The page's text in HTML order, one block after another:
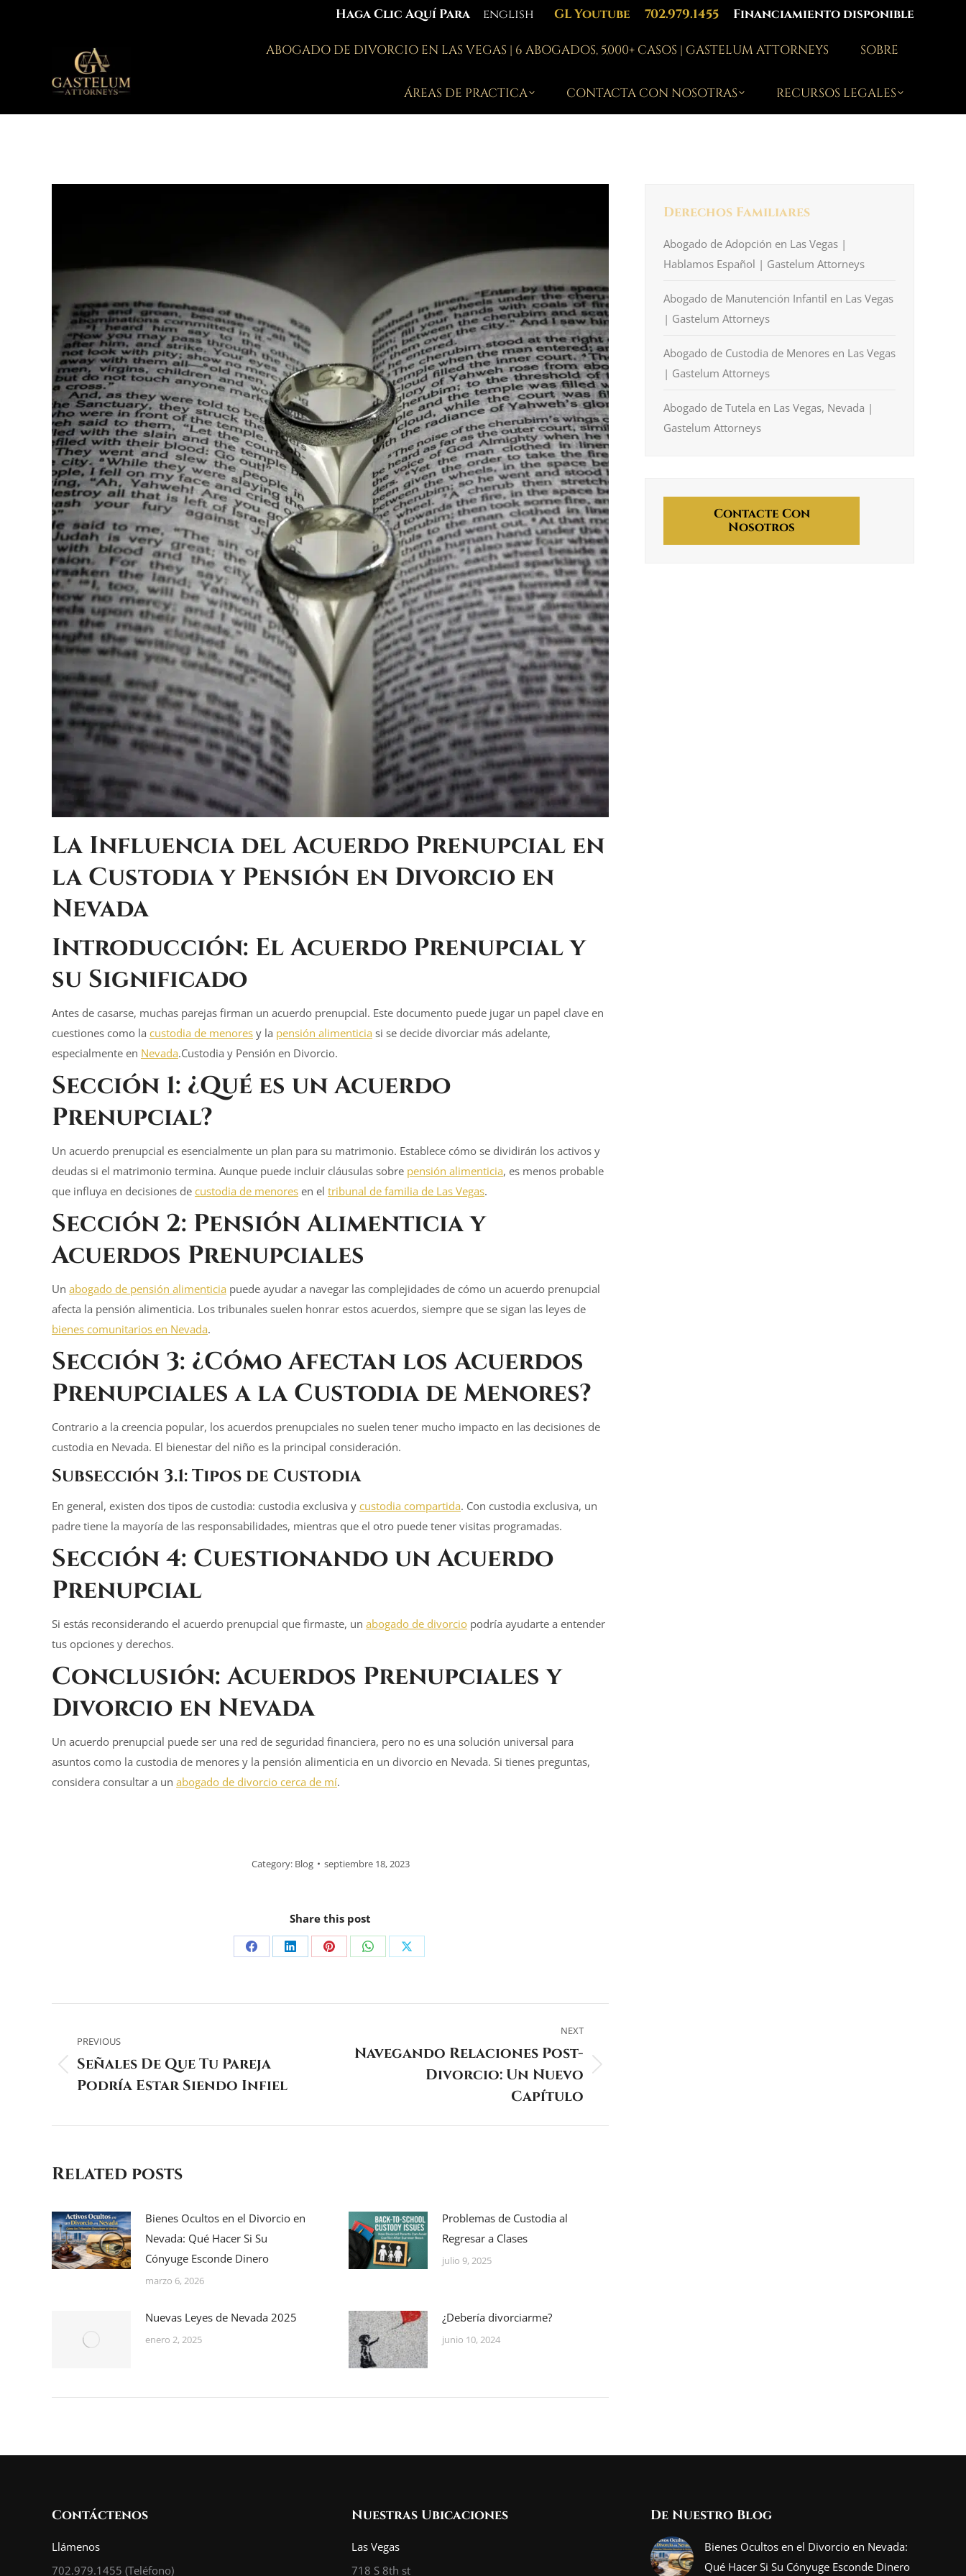
Haga Clic Aquí Para english GL Youtube 702.979.1455 Financiamiento disponible
ABOGADO DE DIVORCIO EN LAS VEGAS | 6 ABOGADOS, 5,000+ CASOS | GASTELUM ATTORNEYS SOBRE
ÁREAS DE PRACTICA CONTACTA CON NOSOTRAS RECURSOS LEGALES
La Influencia delAcuerdo Prenupcial en
la Custodia y Pensión en Divorcio en
Nevada
Introducción: ElAcuerdo Prenupcialy
su Significado
Antes de casarse, muchas parejas firman un acuerdo prenupcial. Este documento puede jugar un papel clave en
cuestiones como la custodia de menores y la pensión alimenticia si se decide divorciar más adelante,
especialmente en Nevada.Custodia y Pensión en Divorcio.
Sección 1: ¿Qué es unAcuerdo
Prenupcial?
Un acuerdo prenupcial es esencialmente un plan para su matrimonio. Establece cómo se dividirán los activos y
deudas si el matrimonio termina. Aunque puede incluir cláusulas sobre pensión alimenticia, es menos probable
que influya en decisiones de custodia de menores en el tribunal de familia de Las Vegas.
Sección 2: Pensión Alimenticiay
Acuerdos Prenupciales
Un abogado de pensión alimenticia puede ayudar a navegar las complejidades de cómo un acuerdo prenupcial
afecta la pensión alimenticia. Los tribunales suelen honrar estos acuerdos, siempre que se sigan las leyes de
bienes comunitarios en Nevada.
Sección 3: ¿Cómo Afectan los Acuerdos
Prenupciales a laCustodia de Menores?
Contrario a la creencia popular, los acuerdos prenupciales no suelen tener mucho impacto en las decisiones de
custodia en Nevada. El bienestar del niño es la principal consideración.
Subsección 3.1: Tipos de Custodia
En general, existen dos tipos de custodia: custodia exclusiva y custodia compartida. Con custodia exclusiva, un
padre tiene la mayoría de las responsabilidades, mientras que el otro puede tener visitas programadas.
Sección 4: Cuestionando unAcuerdo
Prenupcial
Si estás reconsiderando el acuerdo prenupcial que firmaste, un abogado de divorcio podría ayudarte a entender
tus opciones y derechos.
Conclusión: Acuerdos Prenupciales y
Divorcio en Nevada
Un acuerdo prenupcial puede ser una red de seguridad financiera, pero no es una solución universal para
asuntos como la custodia de menores y la pensión alimenticia en un divorcio en Nevada. Si tienes preguntas,
considera consultar a un abogado de divorcio cerca de mí.
Category: Blog septiembre 18, 2023
Share this post
Share Share Share Share Share
navigation
PREVIOUS
Previous
post:
Señales De Que Tu Pareja
Podría Estar Siendo Infiel
NEXT
Navegando Relaciones Post-
Divorcio: Un Nuevo
Capítulo
Related posts
Bienes Ocultos en el Divorcio en
Nevada: Qué Hacer Si Su
Cónyuge Esconde Dinero
marzo 6, 2026
Problemas de Custodia al
Regresar a Clases
julio 9, 2025
Nuevas Leyes de Nevada 2025
enero 2, 2025
¿Debería divorciarme?
junio 10, 2024
Derechos Familiares
Abogado de Adopción en Las Vegas |
Hablamos Español | Gastelum Attorneys
Abogado de Manutención Infantil en Las Vegas
| Gastelum Attorneys
Abogado de Custodia de Menores en Las Vegas
| Gastelum Attorneys
Abogado de Tutela en Las Vegas, Nevada |
Gastelum Attorneys
Contacte Con
Nosotros
Contáctenos
Llámenos
702.979.1455 (Teléfono)
Nuestras Ubicaciones
Las Vegas
718 S 8th st
De Nuestro Blog
Bienes Ocultos en el Divorcio en Nevada:
Qué Hacer Si Su Cónyuge Esconde Dinero